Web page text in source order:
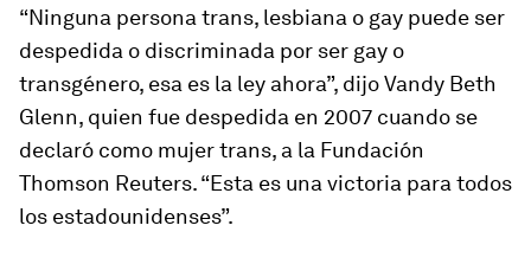
“Ninguna persona trans, lesbiana o gay puede ser
despedida o discriminada por ser gay o
transgénero, esa es la ley ahora”, dijo Vandy Beth
Glenn, quien fue despedida en 2007 cuando se
declaró como mujer trans, a la Fundación
Thomson Reuters. “Esta es una victoria para todos
los estadounidenses”.